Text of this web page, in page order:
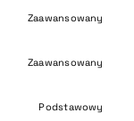
Zaawansowany
Zaawansowany
Podstawowy